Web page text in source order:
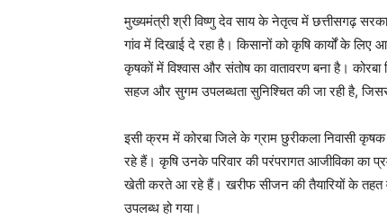
मुख्यमंत्री श्री विष्णु देव साय के नेतृत्व में छत्तीसगढ़
गांव में दिखाई दे रहा है। किसानों को कृषि कार्यों के
कृषकों में विश्वास और संतोष का वातावरण बना है।
सहज और सुगम उपलब्धता सुनिश्चित की जा रही है,
इसी क्रम में कोरबा जिले के ग्राम छुरीकला निवासी कृषक
रहे हैं। कृषि उनके परिवार की परंपरागत आजीविका का
खेती करते आ रहे हैं। खरीफ सीजन की तैयारियों के तहत
उपलब्ध हो गया।